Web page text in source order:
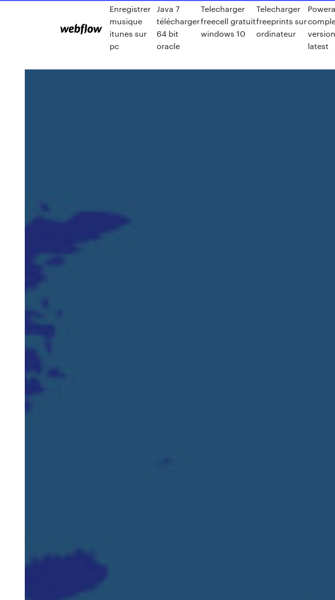
Enregistrer
musique
itunes sur
pc
Java 7
télécharger
64 bit
oracle
Telecharger
freecell gratuit
windows 10
Telecharger
freeprints sur
ordinateur
latest